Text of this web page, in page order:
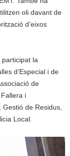
oli davant de
d’eixos
participat la
d’Especial i de
de
i
Gestió de Residus,
Local.